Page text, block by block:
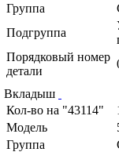
Группа
Подгруппа
Порядковый номер
детали
Вкладыш
Кол-во на "43114"
Модель
Группа